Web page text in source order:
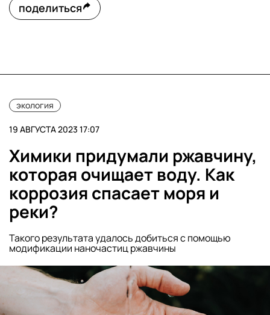
поделиться
экология
19 АВГУСТА 2023 17:07
Химики придумали ржавчину,
которая очищает воду. Как
коррозия спасает моря и
реки?
Такого результата удалось добиться с помощью
модификации наночастиц ржавчины